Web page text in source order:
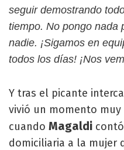
seguir demostrando
tiempo. No pongo nada
nadie. ¡Sigamos en
todos los días! ¡Nos
Y tras el picante
vivió un momento
cuando Magaldi
domiciliaria a la mujer